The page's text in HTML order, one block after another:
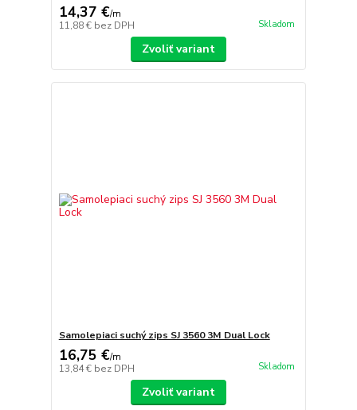
14,37 €/m
11,88 € bez DPH Skladom
Zvoliť variant
Samolepiaci suchý zips SJ 3560 3M Dual Lock
16,75 €/m
13,84 € bez DPH Skladom
Zvoliť variant